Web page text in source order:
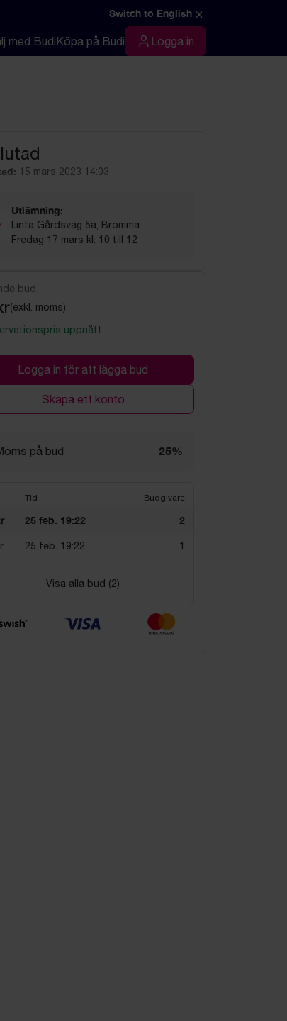
Switch to English ×
med BudiKöpa på Budi Logga in
Logga in
15 mars 2023 14:03
Utlämning:
Linta Gårdsväg 5a, Bromma
Fredag 17 mars kl. 10 till 12
bud
(exkl. moms)
uppnått
Logga in för att lägga bud
Skapa ett konto
på bud 25%
Tid Budgivare
25 feb. 19:22 2
25 feb. 19:22 1
Visa alla bud (2)